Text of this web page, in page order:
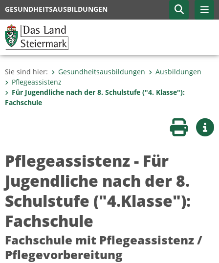
GESUNDHEITSAUSBILDUNGEN
Sie sind hier: Gesundheitsausbildungen
Ausbildungen
Pflegeassistenz
Für Jugendliche nach der 8. Schulstufe ("4. Klasse"):
Fachschule
Seite
Pflegeassistenz - Für
Jugendliche nach der 8.
Schulstufe ("4.Klasse"):
Fachschule
Fachschule mit Pflegeassistenz /
Pflegevorbereitung